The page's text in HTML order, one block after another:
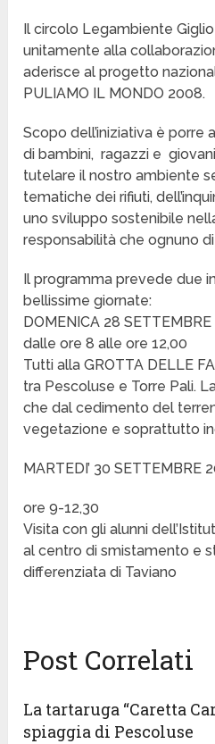
Il circolo Legambiente
unitamente alla
aderisce al progetto
PULIAMO IL MONDO 2008.
Scopo dell’iniziativa è porre
di bambini, ragazzi e
tutelare il nostro ambiente
tematiche dei rifiuti,
uno sviluppo sostenibile
responsabilità che ognuno
Il programma prevede due
bellissime giornate:
DOMENICA 28
dalle ore 8 alle ore 12,00
Tutti alla GROTTA DELLE
tra Pescoluse e Torre Pali.
che dal cedimento del
vegetazione e soprattutto
MARTEDI’ 30 SETTEMBRE
ore 9-12,30
Visita con gli alunni
al centro di smistamento e
differenziata di Taviano
Post Correlati
La tartaruga “Caretta
spiaggia di Pescoluse